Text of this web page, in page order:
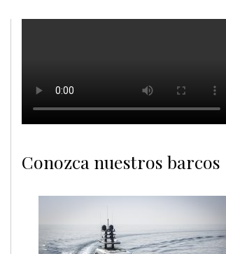
Conozca nuestros barcos